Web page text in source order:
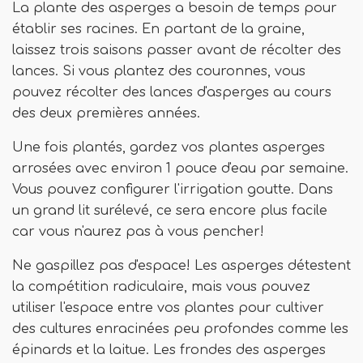
La plante des asperges a besoin de temps pour
établir ses racines. En partant de la graine,
laissez trois saisons passer avant de récolter des
lances. Si vous plantez des couronnes, vous
pouvez récolter des lances d'asperges au cours
des deux premières années.
Une fois plantés, gardez vos plantes asperges
arrosées avec environ 1 pouce d'eau par semaine.
Vous pouvez configurer l'irrigation goutte. Dans
un grand lit surélevé, ce sera encore plus facile
car vous n'aurez pas à vous pencher!
Ne gaspillez pas d'espace! Les asperges détestent
la compétition radiculaire, mais vous pouvez
utiliser l'espace entre vos plantes pour cultiver
des cultures enracinées peu profondes comme les
épinards et la laitue. Les frondes des asperges